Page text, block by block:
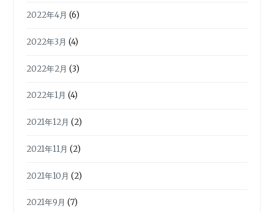
2022年4月 (6)
2022年3月 (4)
2022年2月 (3)
2022年1月 (4)
2021年12月 (2)
2021年11月 (2)
2021年10月 (2)
2021年9月 (7)